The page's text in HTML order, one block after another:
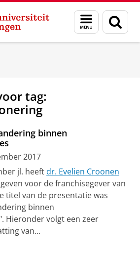
Menu
en
zoeken
of Innovation Management &
tag:
binnen
2017
jl. heeftdr. Evelien Croonen
voor de franchisegever van
titel van de presentatie was
binnen
Hieronder volgt een zeer
van...